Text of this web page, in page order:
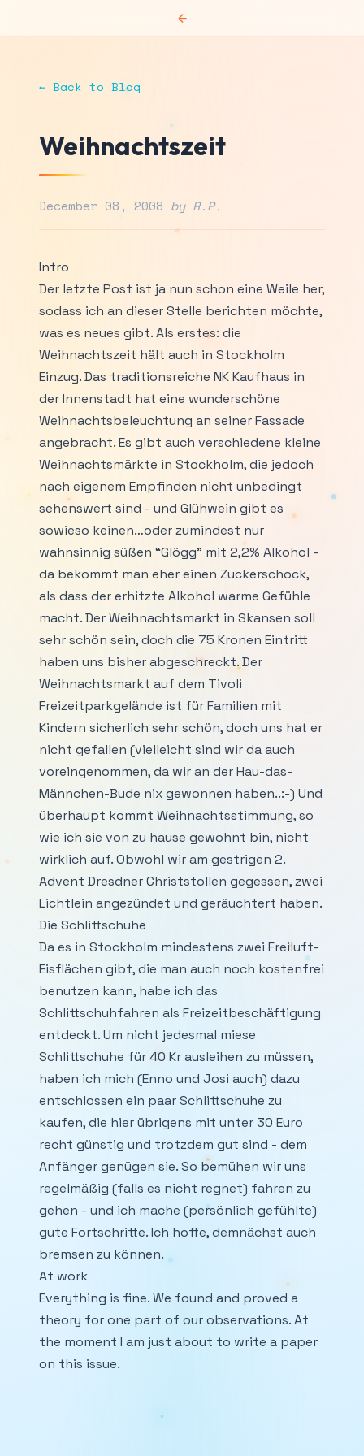
←
← Back to Blog
Weihnachtszeit
December 08, 2008 by R.P.
Intro
Der letzte Post ist ja nun schon eine Weile her,
sodass ich an dieser Stelle berichten möchte,
was es neues gibt. Als erstes: die
Weihnachtszeit hält auch in Stockholm
Einzug. Das traditionsreiche NK Kaufhaus in
der Innenstadt hat eine wunderschöne
Weihnachtsbeleuchtung an seiner Fassade
angebracht. Es gibt auch verschiedene kleine
Weihnachtsmärkte in Stockholm, die jedoch
nach eigenem Empfinden nicht unbedingt
sehenswert sind - und Glühwein gibt es
sowieso keinen…oder zumindest nur
wahnsinnig süßen “Glögg” mit 2,2% Alkohol -
da bekommt man eher einen Zuckerschock,
als dass der erhitzte Alkohol warme Gefühle
macht. Der Weihnachtsmarkt in Skansen soll
sehr schön sein, doch die 75 Kronen Eintritt
haben uns bisher abgeschreckt. Der
Weihnachtsmarkt auf dem Tivoli
Freizeitparkgelände ist für Familien mit
Kindern sicherlich sehr schön, doch uns hat er
nicht gefallen (vielleicht sind wir da auch
voreingenommen, da wir an der Hau-das-
Männchen-Bude nix gewonnen haben..:-) Und
überhaupt kommt Weihnachtsstimmung, so
wie ich sie von zu hause gewohnt bin, nicht
wirklich auf. Obwohl wir am gestrigen 2.
Advent Dresdner Christstollen gegessen, zwei
Lichtlein angezündet und geräuchtert haben.
Die Schlittschuhe
Da es in Stockholm mindestens zwei Freiluft-
Eisflächen gibt, die man auch noch kostenfrei
benutzen kann, habe ich das
Schlittschuhfahren als Freizeitbeschäftigung
entdeckt. Um nicht jedesmal miese
Schlittschuhe für 40 Kr ausleihen zu müssen,
haben ich mich (Enno und Josi auch) dazu
entschlossen ein paar Schlittschuhe zu
kaufen, die hier übrigens mit unter 30 Euro
recht günstig und trotzdem gut sind - dem
Anfänger genügen sie. So bemühen wir uns
regelmäßig (falls es nicht regnet) fahren zu
gehen - und ich mache (persönlich gefühlte)
gute Fortschritte. Ich hoffe, demnächst auch
bremsen zu können.
At work
Everything is fine. We found and proved a
theory for one part of our observations. At
the moment I am just about to write a paper
on this issue.